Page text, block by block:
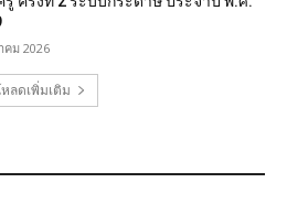
คม 2026
ลดเพิ่มเติม